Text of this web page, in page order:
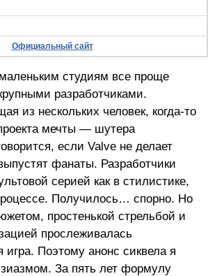
Официальный сайт
студиям все проще
разработчиками.
из нескольких человек, когда-то
мечты — шутера
если Valve не делает
фанаты. Разработчики
серией как в стилистике,
Получилось… спорно. Но
простенькой стрельбой и
прослеживалась
Поэтому анонс сиквела я
За пять лет формулу